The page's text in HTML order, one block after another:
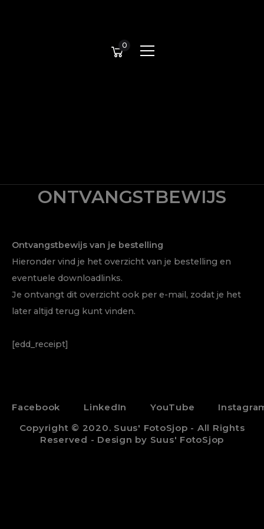
0
ONTVANGSTBEWIJS
Ontvangstbewijs van je bestelling
Hieronder vind je het overzicht van je bestelling en
eventuele downloadlinks.
Je ontvangt dit overzicht ook per e-mail, zodat je het
later altijd terug kunt vinden.
[edd_receipt]
Facebook LinkedIn YouTube
Copyright © 2020. Suus' FotoSjop - All Rights
Reserved - Design by Suus' FotoSjop